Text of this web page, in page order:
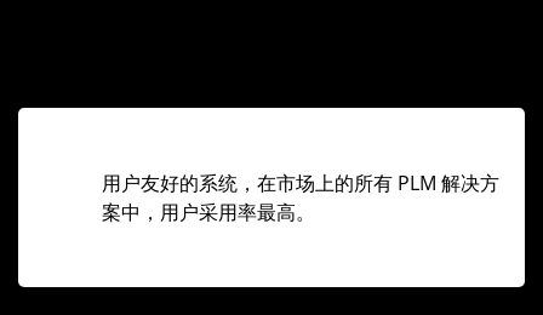
用户友好的系统，在市场上的所有 PLM 解决方
案中，用户采用率最高。